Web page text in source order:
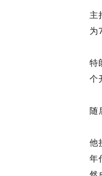
主
为
特
个
随
他
年